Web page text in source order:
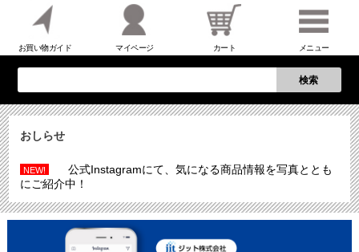
お買い物ガイド マイページ カート メニュー
検索
おしらせ
NEW!
公式Instagramにて、気になる商品情報を写真ととも
にご紹介中！